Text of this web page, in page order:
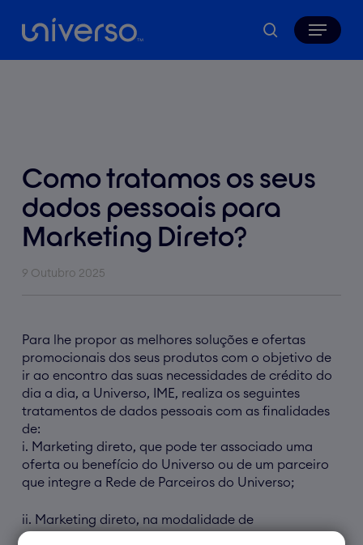
main
content
search
Menu
Como tratamos os seus
dados pessoais para
Marketing Direto?
9 Outubro 2025
Para lhe propor as melhores soluções e ofertas
promocionais dos seus produtos com o objetivo de
ir ao encontro das suas necessidades de crédito do
dia a dia, a Universo, IME, realiza os seguintes
tratamentos de dados pessoais com as finalidades
de:
i. Marketing direto, que pode ter associado uma
oferta ou benefício do Universo ou de um parceiro
que integre a Rede de Parceiros do Universo;
ii. Marketing direto, na modalidade de
ações/ofertas promocionais e desenvolvimento de